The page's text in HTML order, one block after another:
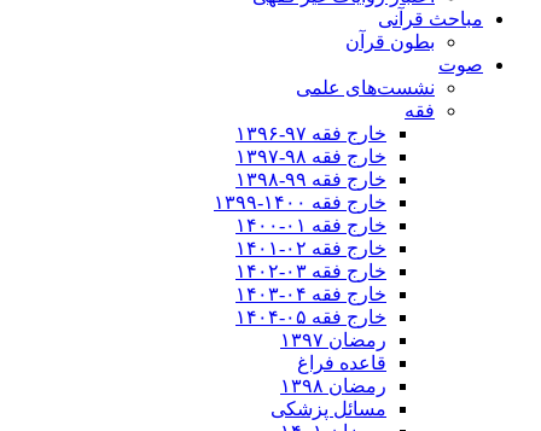
مباحث قرآنی
بطون قرآن
صوت
نشست‌های علمی
فقه
خارج فقه ۹۷-۱۳۹۶
خارج فقه ۹۸-۱۳۹۷
خارج فقه ۹۹-۱۳۹۸
خارج فقه ۱۴۰۰-۱۳۹۹
خارج فقه ۰۱-۱۴۰۰
خارج فقه ۰۲-۱۴۰۱
خارج فقه ۰۳-۱۴۰۲
خارج فقه ۰۴-۱۴۰۳
خارج فقه ۰۵-۱۴۰۴
رمضان ۱۳۹۷
قاعده فراغ
رمضان ۱۳۹۸
مسائل پزشکی